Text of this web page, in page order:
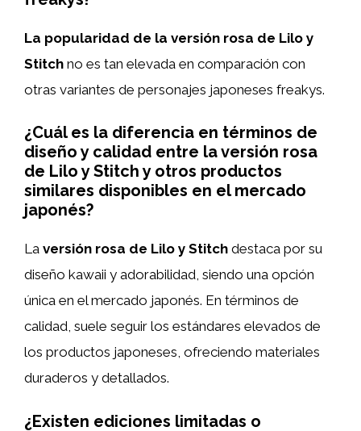
La popularidad de la versión rosa de Lilo y
Stitch no es tan elevada en comparación con
otras variantes de personajes japoneses freakys.
¿Cuál es la diferencia en términos de
diseño y calidad entre la versión rosa
de Lilo y Stitch y otros productos
similares disponibles en el mercado
japonés?
La versión rosa de Lilo y Stitch destaca por su
diseño kawaii y adorabilidad, siendo una opción
única en el mercado japonés. En términos de
calidad, suele seguir los estándares elevados de
los productos japoneses, ofreciendo materiales
duraderos y detallados.
¿Existen ediciones limitadas o